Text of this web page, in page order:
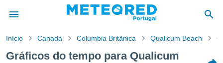
Início Canadá Columbia Britânica Qualicum Beach
Gráficos do tempo para Qualicum